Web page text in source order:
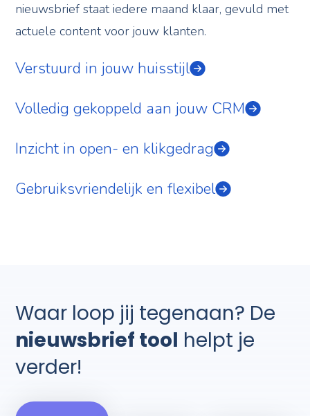
nieuwsbrief staat iedere maand klaar, gevuld met
actuele content voor jouw klanten.
Verstuurd in jouw huisstijl
Volledig gekoppeld aan jouw CRM
Inzicht in open- en klikgedrag
Gebruiksvriendelijk en flexibel
Waar loop jij tegenaan? De
nieuwsbrief tool helpt je
verder!